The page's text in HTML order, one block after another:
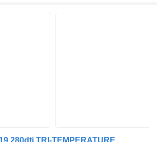
TRI-TEMPERATURE